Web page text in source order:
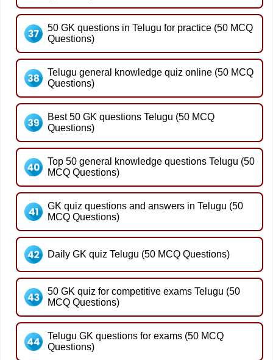
50 GK questions in Telugu for practice (50 MCQ
Questions)
Telugu general knowledge quiz online (50 MCQ
Questions)
Best 50 GK questions Telugu (50 MCQ
Questions)
Top 50 general knowledge questions Telugu (50
MCQ Questions)
GK quiz questions and answers in Telugu (50
MCQ Questions)
Daily GK quiz Telugu (50 MCQ Questions)
50 GK quiz for competitive exams Telugu (50
MCQ Questions)
Telugu GK questions for exams (50 MCQ
Questions)